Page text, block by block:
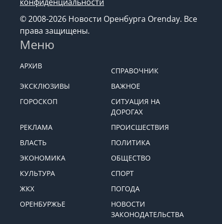
© 2008-2026 Новости Оренбурга Orenday. Все
права защищены.
Меню
АРХИВ
СПРАВОЧНИК
ЭКСКЛЮЗИВЫ
ВАЖНОЕ
ГОРОСКОП
СИТУАЦИЯ НА
ДОРОГАХ
РЕКЛАМА
ПРОИСШЕСТВИЯ
ВЛАСТЬ
ПОЛИТИКА
ЭКОНОМИКА
ОБЩЕСТВО
КУЛЬТУРА
СПОРТ
ЖКХ
ПОГОДА
ОРЕНБУРЖЬЕ
НОВОСТИ
ЗАКОНОДАТЕЛЬСТВА